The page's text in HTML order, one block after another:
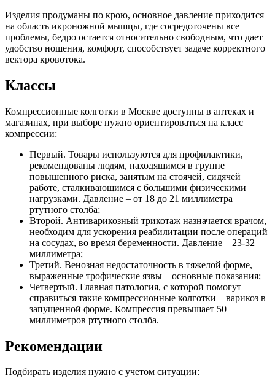
Изделия продуманы по крою, основное давление приходится
на область икроножной мышцы, где сосредоточены все
проблемы, бедро остается относительно свободным, что дает
удобство ношения, комфорт, способствует задаче корректного
вектора кровотока.
Классы
Компрессионные колготки в Москве доступны в аптеках и
магазинах, при выборе нужно ориентироваться на класс
компрессии:
Первый. Товары используются для профилактики,
рекомендованы людям, находящимся в группе
повышенного риска, занятым на стоячей, сидячей
работе, сталкивающимся с большими физическими
нагрузками. Давление – от 18 до 21 миллиметра
ртутного столба;
Второй. Антиварикозный трикотаж назначается врачом,
необходим для ускорения реабилитации после операций
на сосудах, во время беременности. Давление – 23-32
миллиметра;
Третий. Венозная недостаточность в тяжелой форме,
выраженные трофические язвы – основные показания;
Четвертый. Главная патология, с которой помогут
справиться такие компрессионные колготки – варикоз в
запущенной форме. Компрессия превышает 50
миллиметров ртутного столба.
Рекомендации
Подбирать изделия нужно с учетом ситуации: